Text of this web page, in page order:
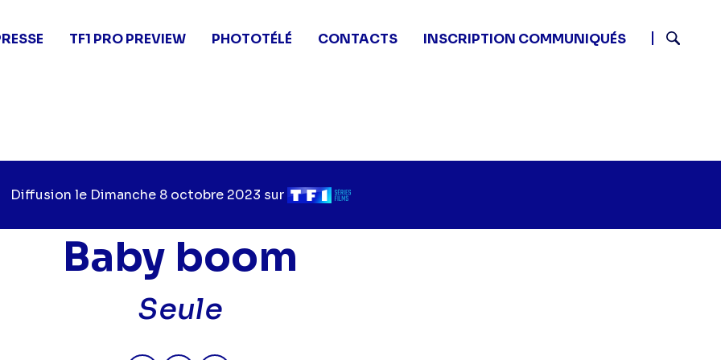
TF1 PRO PREVIEW PHOTOTÉLÉ CONTACTS
INSCRIPTION COMMUNIQUÉS
Diffusion le Jour
diffusion
Dimanche 8 octobre 2023 sur Chaîne
diffusion
Baby boom
Seule